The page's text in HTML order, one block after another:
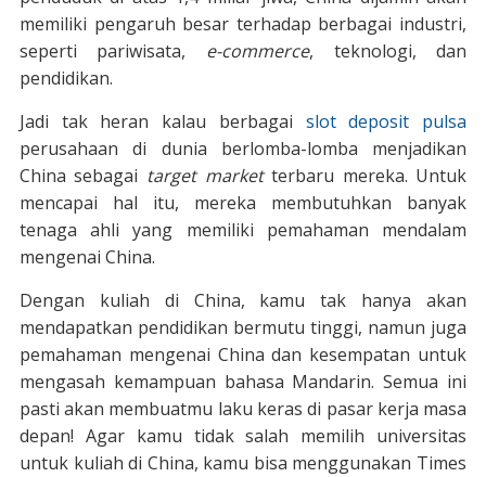
memiliki pengaruh besar terhadap berbagai industri,
seperti pariwisata, e-commerce, teknologi, dan
pendidikan.
Jadi tak heran kalau berbagai slot deposit pulsa
perusahaan di dunia berlomba-lomba menjadikan
China sebagai target marketterbaru mereka. Untuk
mencapai hal itu, mereka membutuhkan banyak
tenaga ahli yang memiliki pemahaman mendalam
mengenai China.
Dengan kuliah di China, kamu tak hanya akan
mendapatkan pendidikan bermutu tinggi, namun juga
pemahaman mengenai China dan kesempatan untuk
mengasah kemampuan bahasa Mandarin. Semua ini
pasti akan membuatmu laku keras di pasar kerja masa
depan! Agar kamu tidak salah memilih universitas
untuk kuliah di China, kamu bisa menggunakan Times